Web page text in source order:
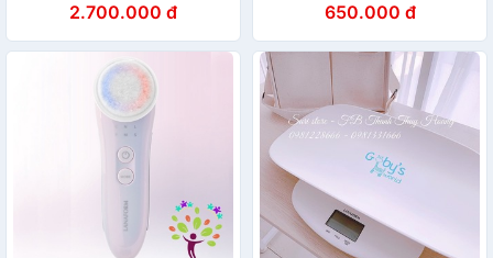
2.700.000 đ 650.000 đ